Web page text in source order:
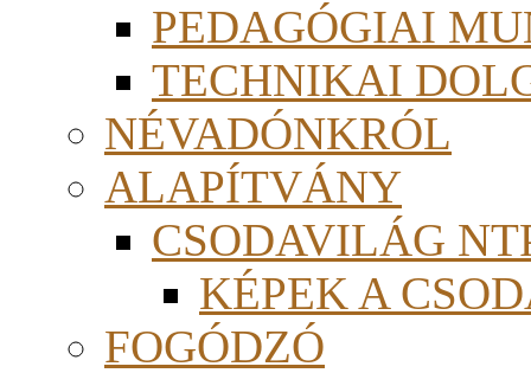
PEDAGÓGIAI
TECHNIKAI
NÉVADÓNKRÓL
ALAPÍTVÁNY
CSODAVILÁG
KÉPEK A
FOGÓDZÓ